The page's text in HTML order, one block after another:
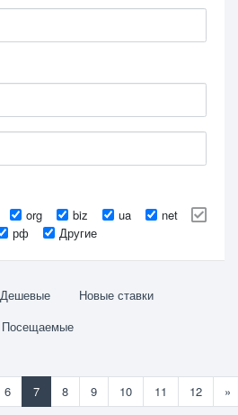
org biz ua
net
рф Другие
Дешевые
Новые ставки
Посещаемые
6 7 8 9 10 11 12 »